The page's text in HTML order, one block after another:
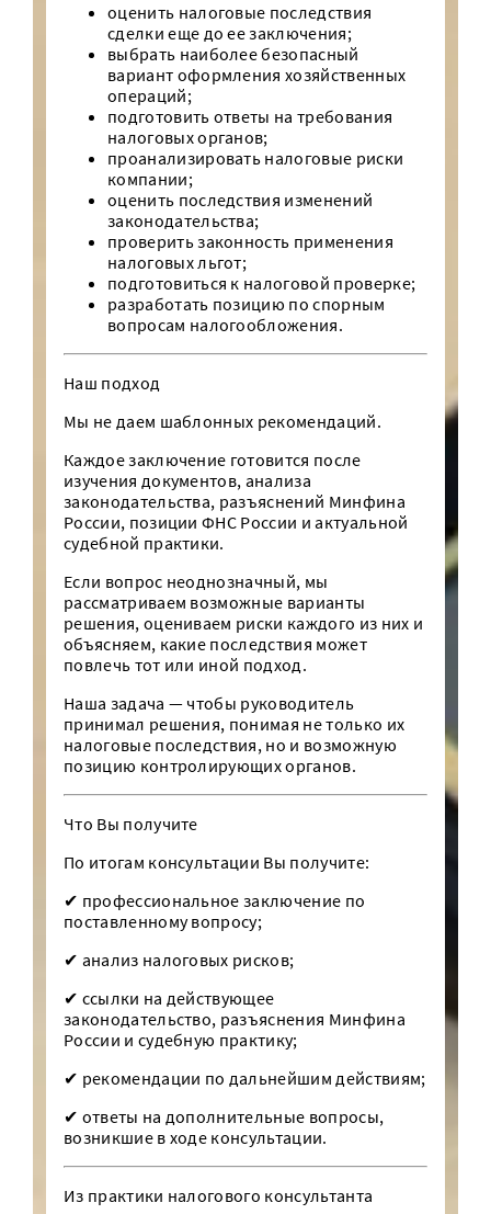
оценить налоговые последствия
сделки еще до ее заключения;
выбрать наиболее безопасный
вариант оформления хозяйственных
операций;
подготовить ответы на требования
налоговых органов;
проанализировать налоговые риски
компании;
оценить последствия изменений
законодательства;
проверить законность применения
налоговых льгот;
подготовиться к налоговой проверке;
разработать позицию по спорным
вопросам налогообложения.
Наш подход
Мы не даем шаблонных рекомендаций.
Каждое заключение готовится после
изучения документов, анализа
законодательства, разъяснений Минфина
России, позиции ФНС России и актуальной
судебной практики.
Если вопрос неоднозначный, мы
рассматриваем возможные варианты
решения, оцениваем риски каждого из них и
объясняем, какие последствия может
повлечь тот или иной подход.
Наша задача — чтобы руководитель
принимал решения, понимая не только их
налоговые последствия, но и возможную
позицию контролирующих органов.
Что Вы получите
По итогам консультации Вы получите:
✔ профессиональное заключение по
поставленному вопросу;
✔ анализ налоговых рисков;
✔ ссылки на действующее
законодательство, разъяснения Минфина
России и судебную практику;
✔ рекомендации по дальнейшим действиям;
✔ ответы на дополнительные вопросы,
возникшие в ходе консультации.
Из практики налогового консультанта